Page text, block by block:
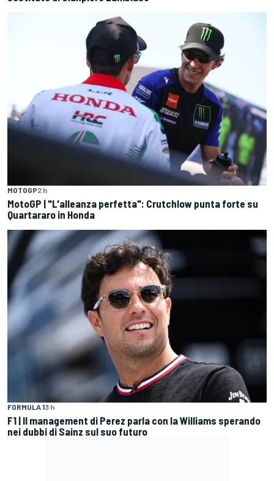
MOTOGP2 h
MotoGP | "L'alleanza perfetta": Crutchlow punta forte su
Quartararo in Honda
FORMULA 13 h
F1 | Il management di Perez parla con la Williams sperando
nei dubbi di Sainz sul suo futuro